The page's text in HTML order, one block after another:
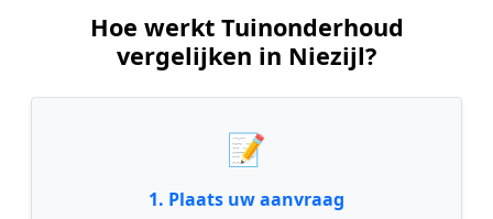
Hoe werkt Tuinonderhoud
vergelijken in Niezijl?
📝
1. Plaats uw aanvraag